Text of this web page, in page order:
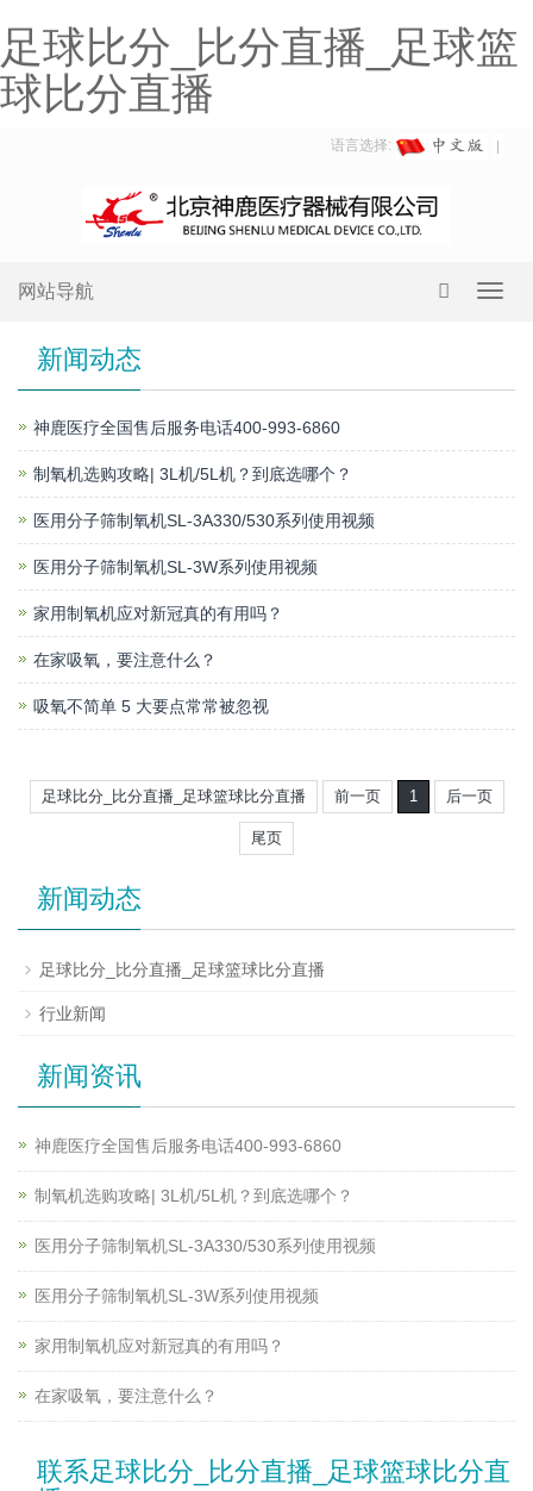
足球比分_比分直播_足球篮
球比分直播
语言选择:
网站导航
新闻动态
神鹿医疗全国售后服务电话400-993-6860
制氧机选购攻略| 3L机/5L机？到底选哪个？
医用分子筛制氧机SL-3A330/530系列使用视频
医用分子筛制氧机SL-3W系列使用视频
家用制氧机应对新冠真的有用吗？
在家吸氧，要注意什么？
吸氧不简单 5 大要点常常被忽视
足球比分_比分直播_足球篮球比分直播 前一页 1 后一页
尾页
新闻动态
足球比分_比分直播_足球篮球比分直播
行业新闻
新闻资讯
神鹿医疗全国售后服务电话400-993-6860
制氧机选购攻略| 3L机/5L机？到底选哪个？
医用分子筛制氧机SL-3A330/530系列使用视频
医用分子筛制氧机SL-3W系列使用视频
家用制氧机应对新冠真的有用吗？
在家吸氧，要注意什么？
联系足球比分_比分直播_足球篮球比分直